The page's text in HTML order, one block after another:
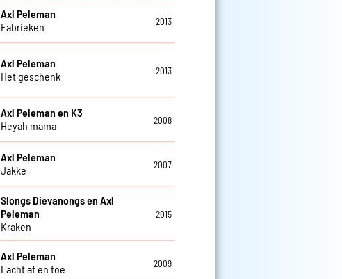
Axl Peleman
Fabrieken
2013
Axl Peleman
Het geschenk
2013
Axl Peleman en K3
Heyah mama
2008
Axl Peleman
Jakke
2007
Slongs Dievanongs en Axl
Peleman
Kraken
2015
Axl Peleman
Lacht af en toe
2009